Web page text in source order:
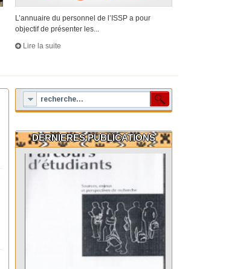
L’annuaire du personnel de l’ISSP a pour
objectif de présenter les...
Lire la suite
DERNIERES PUBLICATIONS